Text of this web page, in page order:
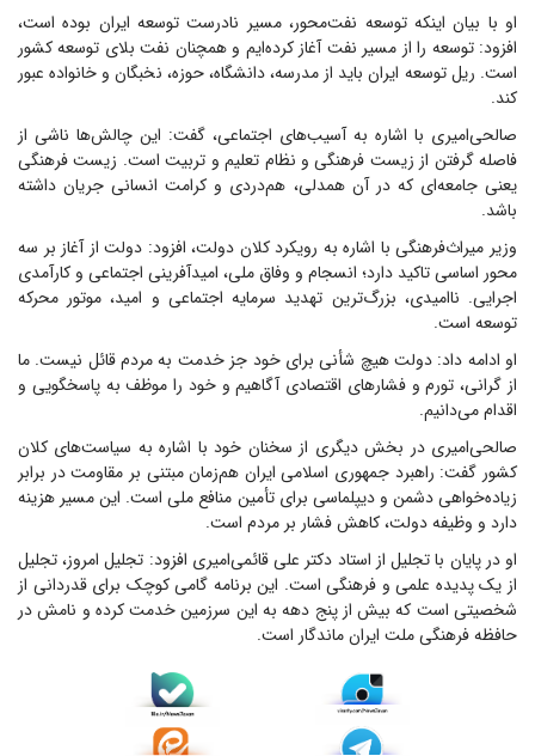
او با بیان اینکه توسعه نفت‌محور، مسیر نادرست توسعه ایران بوده است،
افزود: توسعه را از مسیر نفت آغاز کرده‌ایم و همچنان نفت بلای توسعه کشور
است. ریل توسعه ایران باید از مدرسه، دانشگاه، حوزه، نخبگان و خانواده عبور
کند.
صالحی‌امیری با اشاره به آسیب‌های اجتماعی، گفت: این چالش‌ها ناشی از
فاصله گرفتن از زیست فرهنگی و نظام تعلیم و تربیت است. زیست فرهنگی
یعنی جامعه‌ای که در آن همدلی، هم‌دردی و کرامت انسانی جریان داشته
باشد.
وزیر میراث‌فرهنگی با اشاره به رویکرد کلان دولت، افزود: دولت از آغاز بر سه
محور اساسی تاکید دارد؛ انسجام و وفاق ملی، امیدآفرینی اجتماعی و کارآمدی
اجرایی. ناامیدی، بزرگ‌ترین تهدید سرمایه اجتماعی و امید، موتور محرکه
توسعه است.
او ادامه داد: دولت هیچ شأنی برای خود جز خدمت به مردم قائل نیست. ما
از گرانی، تورم و فشار‌های اقتصادی آگاهیم و خود را موظف به پاسخگویی و
اقدام می‌دانیم.
صالحی‌امیری در بخش دیگری از سخنان خود با اشاره به سیاست‌های کلان
کشور گفت: راهبرد جمهوری اسلامی ایران هم‌زمان مبتنی بر مقاومت در برابر
زیاده‌خواهی دشمن و دیپلماسی برای تأمین منافع ملی است. این مسیر هزینه
دارد و وظیفه دولت، کاهش فشار بر مردم است.
او در پایان با تجلیل از استاد دکتر علی قائمی‌امیری افزود: تجلیل امروز، تجلیل
از یک پدیده علمی و فرهنگی است. این برنامه گامی کوچک برای قدردانی از
شخصیتی است که بیش از پنج دهه به این سرزمین خدمت کرده و نامش در
حافظه فرهنگی ملت ایران ماندگار است.